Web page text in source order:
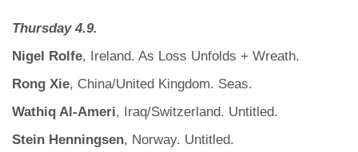
Thursday 4.9.
Nigel Rolfe, Ireland. As Loss Unfolds + Wreath.
Rong Xie, China/United Kingdom. Seas.
Wathiq Al-Ameri, Iraq/Switzerland. Untitled.
Stein Henningsen, Norway. Untitled.